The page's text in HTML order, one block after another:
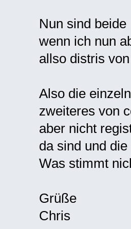
Nun sind
wenn ich nun
allso distris
Also die
zweiteres von
aber nicht
da sind und
Was stimmt
Grüße
Chris